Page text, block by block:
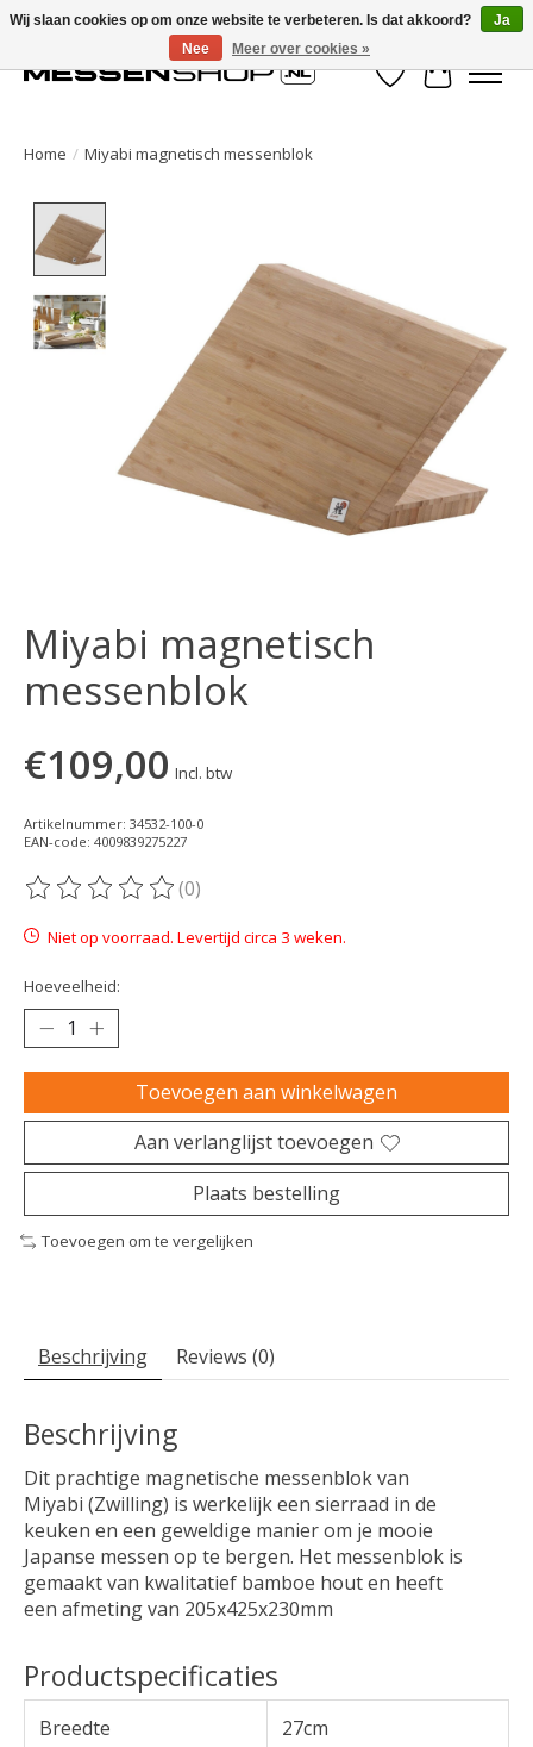
Verlanglijst
Home / Miyabi magnetisch messenblok
Miyabi magnetisch
messenblok
€109,00 Incl. btw
Artikelnummer: 34532-100-0
EAN-code: 4009839275227
De beoordeling van dit product is
(0)
Niet op voorraad. Levertijd circa 3 weken.
Hoeveelheid:
Toevoegen aan winkelwagen
Aan verlanglijst toevoegen
Plaats bestelling
Toevoegen om te vergelijken
Beschrijving Reviews (0)
Beschrijving
Dit prachtige magnetische messenblok van
Miyabi (Zwilling) is werkelijk een sierraad in de
keuken en een geweldige manier om je mooie
Japanse messen op te bergen. Het messenblok is
gemaakt van kwalitatief bamboe hout en heeft
een afmeting van 205x425x230mm
Productspecificaties
Breedte 27cm
Wij slaan cookies op om onze website te verbeteren. Is dat akkoord?
Ja
Nee
Meer over cookies »